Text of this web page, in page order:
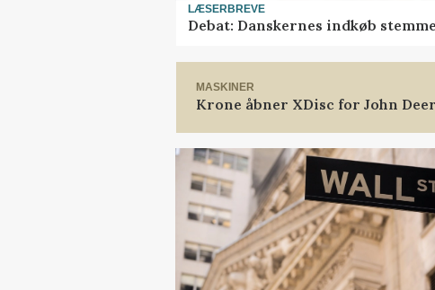
LÆSERBREVE
Debat: Danskernes indkøb
MASKINER
Krone åbner XDisc for John